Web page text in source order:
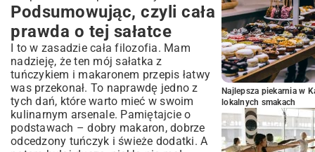
Podsumowując, czyli cała
prawda o tej sałatce
I to w zasadzie cała filozofia. Mam
nadzieję, że ten mój sałatka z
tuńczykiem i makaronem przepis łatwy
was przekonał. To naprawdę jedno z
tych dań, które warto mieć w swoim
kulinarnym arsenale. Pamiętajcie o
podstawach – dobry makaron, dobrze
odcedzony tuńczyk i świeże dodatki. A
Najlepsza piekarnia w
lokalnych smakach